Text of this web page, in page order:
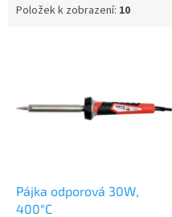
Položek k zobrazení: 10
Pájka odporová 30W,
400°C